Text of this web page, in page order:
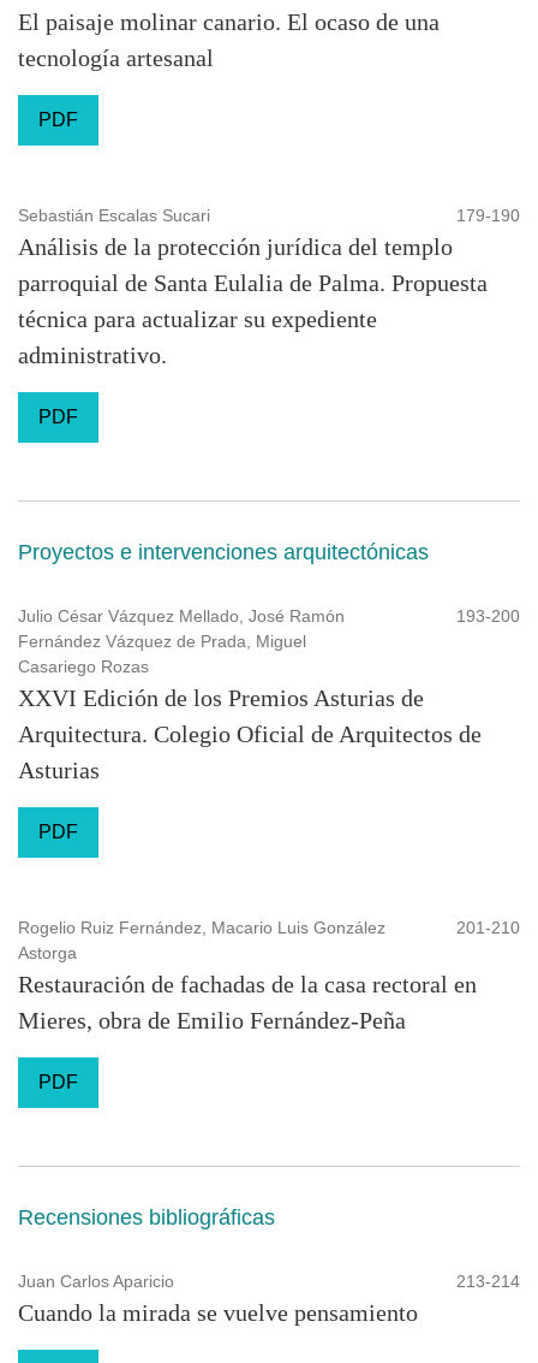
El paisaje molinar canario. El ocaso de una
tecnología artesanal
PDF
Sebastián Escalas Sucari 179-190
Análisis de la protección jurídica del templo
parroquial de Santa Eulalia de Palma. Propuesta
técnica para actualizar su expediente
administrativo.
PDF
Proyectos e intervenciones arquitectónicas
Julio César Vázquez Mellado, José Ramón
Fernández Vázquez de Prada, Miguel
Casariego Rozas
193-200
XXVI Edición de los Premios Asturias de
Arquitectura. Colegio Oficial de Arquitectos de
Asturias
PDF
Rogelio Ruiz Fernández, Macario Luis González
Astorga
201-210
Restauración de fachadas de la casa rectoral en
Mieres, obra de Emilio Fernández-Peña
PDF
Recensiones bibliográficas
Juan Carlos Aparicio 213-214
Cuando la mirada se vuelve pensamiento